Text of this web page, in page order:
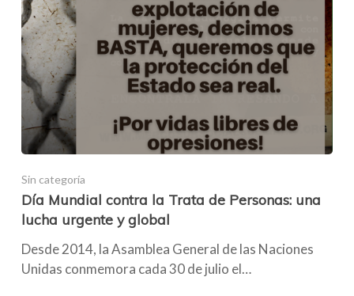
Sin categoría
Día Mundial contra la Trata de Personas: una
lucha urgente y global
Desde 2014, la Asamblea General de las Naciones
Unidas conmemora cada 30 de julio el…